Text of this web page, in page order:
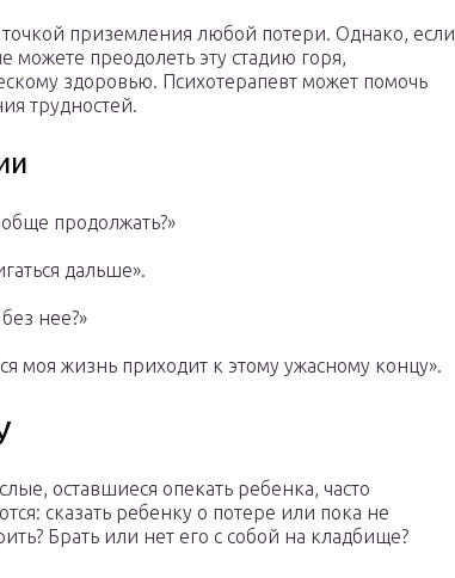
приземления любой потери. Однако, если
можете преодолеть эту стадию горя,
здоровью. Психотерапевт может помочь
трудностей.
продолжать?»
дальше».
нее?»
моя жизнь приходит к этому ужасному концу».
оставшиеся опекать ребенка, часто
сказать ребенку о потере или пока не
Брать или нет его с собой на кладбище?